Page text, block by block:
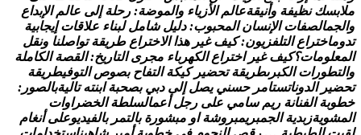
سك نظيفة وأنيق ةعالم الزياء و الم وضة: رحلة إلى عالم البداع
مالصفات النسان المحبوب: دليل شامل لبناء علق ات إيجابية
اختراع التلفزيون: كيف غير هذا لختراع طري قة ت واصلنا ونقل
لومات؟كيف غير اختر اع الكهرباء م جر ى ال تاريخ: ا لقصة الكاملة
طورات الكبرىطر قة ت حضير كيك ة التفاح بصو ص التوفيطريقة
ير الدو ناتستامر حس ي يصل إلى دبي بصح بة ابنته تاليةبالصور:
وبة الفنانة ريم سام ي على رجل عمالسلطة الخضراوات
ويةزبدية الجمبريمبر وشة او مبش ورة بال تم ر بالف ديوعلى أنغام